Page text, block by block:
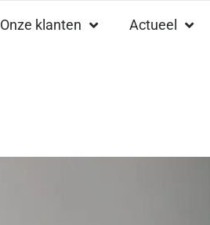
Onze klanten Actueel